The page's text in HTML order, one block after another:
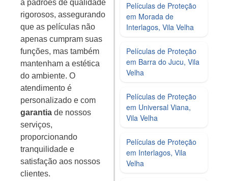
a padrões de qualidade
rigorosos, assegurando
que as películas não
apenas cumpram suas
funções, mas também
mantenham a estética
do ambiente. O
atendimento é
personalizado e com
garantia de nossos
serviços,
proporcionando
tranquilidade e
satisfação aos nossos
clientes.
Películas de Proteção
em Morada de
Interlagos, Vila Velha
Películas de Proteção
em Barra do Jucu, Vila
Velha
Películas de Proteção
em Universal Viana,
Vila Velha
Películas de Proteção
em Interlagos, Vila
Velha